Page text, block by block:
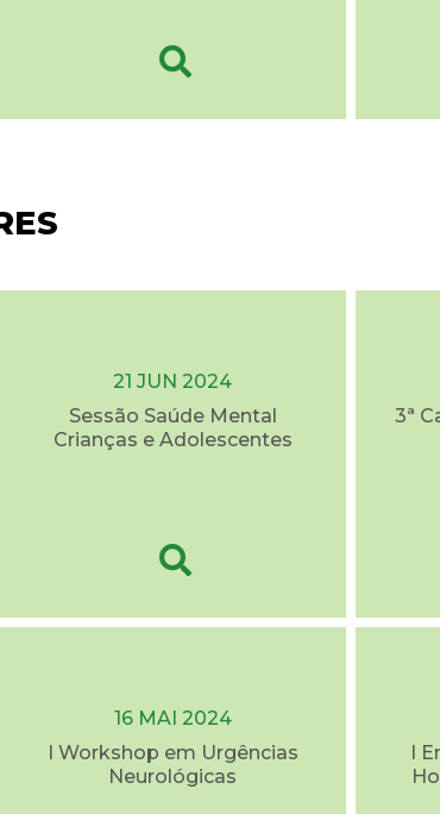
21 JUN 2024
Sessão Saúde Mental
Crianças e Adolescentes
3ª
16 MAI 2024
I Workshop em Urgências
Neurológicas
I